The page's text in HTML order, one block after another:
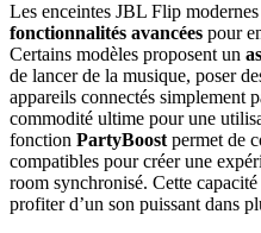
Les enceintes JBL Flip
fonctionnalités avancées pour
Certains modèles proposent un
de lancer de la musique, poser
appareils connectés simplement
commodité ultime pour une
fonction PartyBoostpermet de
compatibles pour créer une
room synchronisé. Cette
profiter d’un son puissant dans